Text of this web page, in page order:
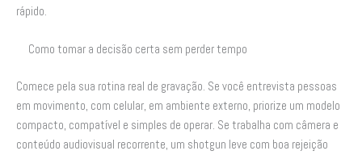
rápido.
Como tomar a decisão certa sem perder tempo
Comece pela sua rotina real de gravação. Se você entrevista pessoas
em movimento, com celular, em ambiente externo, priorize um modelo
compacto, compatível e simples de operar. Se trabalha com câmera e
conteúdo audiovisual recorrente, um shotgun leve com boa rejeição